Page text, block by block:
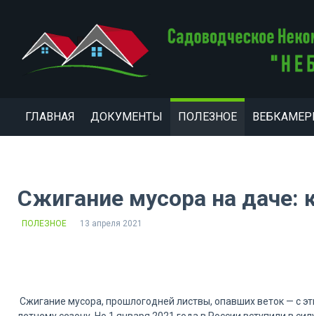
ГЛАВНАЯ ДОКУМЕНТЫ ПОЛЕЗНОЕ
Сжигание мусора на даче:
ПОЛЕЗНОЕ 13 апреля 2021
Сжигание мусора, прошлогодней листвы, опавших веток — с